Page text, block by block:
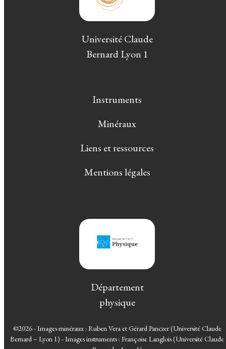
Université Claude
Bernard Lyon 1
Instruments
Minéraux
Liens et ressources
Mentions légales
Département
physique
©2026 - Images minéraux : Ruben Vera et Gérard Panczer (Université Claude
Bernard – Lyon 1) - Images instruments : Françoise Langlois (Université Claude